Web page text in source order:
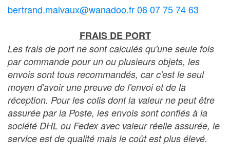
bertrand.malvaux@wanadoo.fr 06 07 75 74 63
FRAIS DE PORT
Les frais de port ne sont calculés qu'une seule fois
par commande pour un ou plusieurs objets, les
envois sont tous recommandés, car c'est le seul
moyen d'avoir une preuve de l'envoi et de la
réception. Pour les colis dont la valeur ne peut être
assurée par la Poste, les envois sont confiés à la
société DHL ou Fedex avec valeur réelle assurée, le
service est de qualité mais le coût est plus élevé.